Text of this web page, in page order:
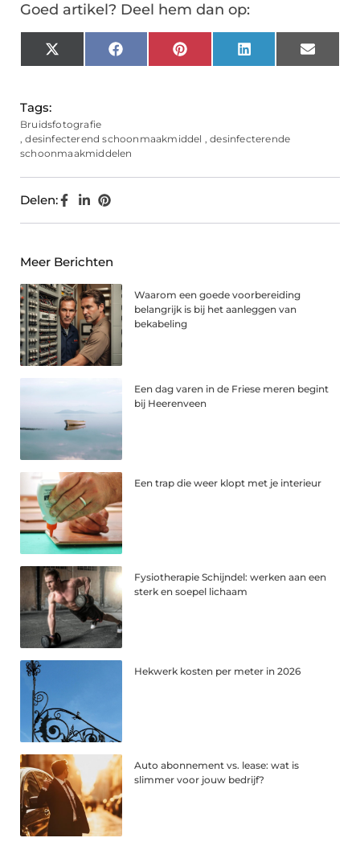
Goed artikel? Deel hem dan op:
X
(Twitter)
FacebookPinterest LinkedIn Email
Tags:
Bruidsfotografie
,desinfecterend schoonmaakmiddel ,desinfecterende
schoonmaakmiddelen
Delen:
Meer Berichten
Waarom een goede voorbereiding
belangrijk is bij het aanleggen van
bekabeling
Een dag varen in de Friese meren begint
bij Heerenveen
Een trap die weer klopt met je interieur
Fysiotherapie Schijndel: werken aan een
sterk en soepel lichaam
Hekwerk kosten per meter in 2026
Auto abonnement vs. lease: wat is
slimmer voor jouw bedrijf?